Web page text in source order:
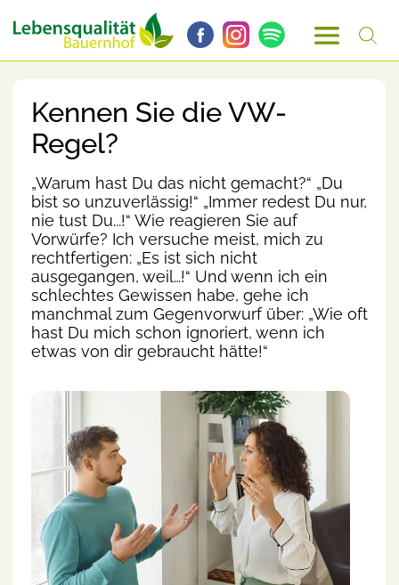
Kennen Sie die VW-
Regel?
„Warum hast Du das nicht gemacht?“ „Du
bist so unzuverlässig!“ „Immer redest Du nur,
nie tust Du...!“ Wie reagieren Sie auf
Vorwürfe? Ich versuche meist, mich zu
rechtfertigen: „Es ist sich nicht
ausgegangen, weil…!“ Und wenn ich ein
schlechtes Gewissen habe, gehe ich
manchmal zum Gegenvorwurf über: „Wie oft
hast Du mich schon ignoriert, wenn ich
etwas von dir gebraucht hätte!“